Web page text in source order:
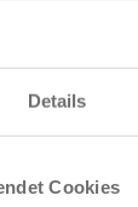
Details
Cookies